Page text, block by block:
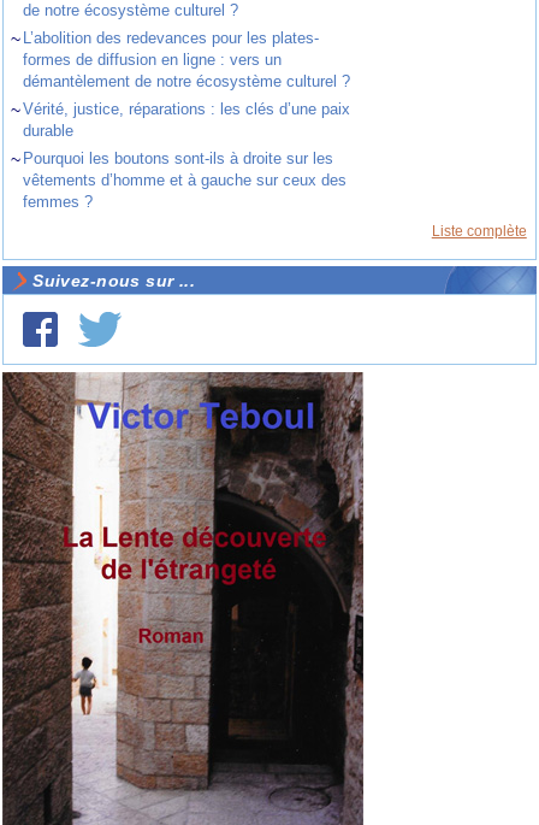
de notre écosystème culturel ?
~ L’abolition des redevances pour les plates-
formes de diffusion en ligne : vers un
démantèlement de notre écosystème culturel ?
~Vérité, justice, réparations : les clés d’une paix
durable
~ Pourquoi les boutons sont-ils à droite sur les
vêtements d’homme et à gauche sur ceux des
femmes ?
Liste complète
Suivez-nous sur ...